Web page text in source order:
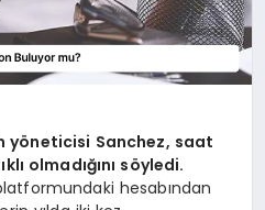
yöneticisi Sanchez, saat
olmadığını söyledi.
hesabından